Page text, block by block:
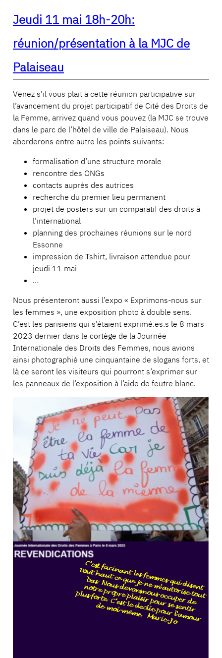
Jeudi 11 mai 18h-20h:
réunion/présentation à la MJC de
Palaiseau
Venez s’il vous plait à cette réunion participative sur
l’avancement du projet participatif de Cité des Droits de
la Femme, arrivez quand vous pouvez (la MJC se trouve
dans le parc de l’hôtel de ville de Palaiseau). Nous
aborderons entre autre les points suivants:
formalisation d’une structure morale
rencontre des ONGs
contacts auprès des autrices
recherche du premier lieu permanent
projet de posters sur un comparatif des droits à
l’international
planning des prochaines réunions sur le nord
Essonne
impression de Tshirt, livraison attendue pour
jeudi 11 mai
…
Nous présenteront aussi l’expo « Exprimons-nous sur
les femmes », une exposition photo à double sens.
C’est les parisiens qui s’étaient exprimé.es.s le 8 mars
2023 dernier dans le cortège de la Journée
Internationale des Droits des Femmes, nous avions
ainsi photographié une cinquantaine de slogans forts, et
là ce seront les visiteurs qui pourront s’exprimer sur
les panneaux de l’exposition à l’aide de feutre blanc.